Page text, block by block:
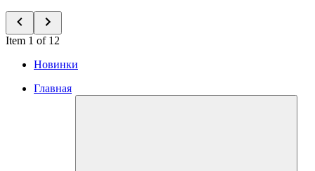
Item 1 of 12
Новинки
Главная